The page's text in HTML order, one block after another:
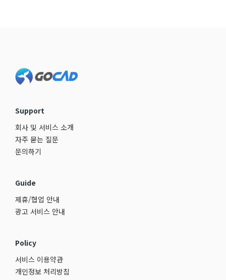
Support
회사 및 서비스 소개
자주 묻는 질문
문의하기
Guide
제휴/협업 안내
광고 서비스 안내
Policy
서비스 이용약관
개인정보 처리방침